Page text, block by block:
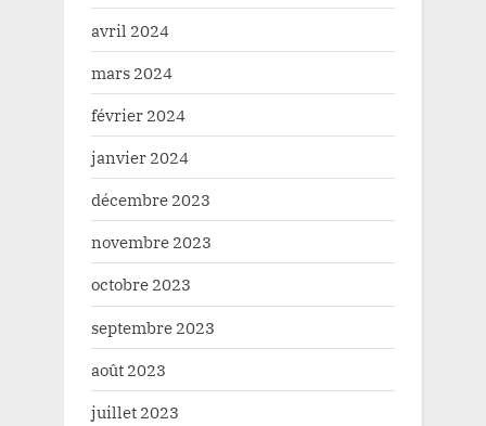
avril 2024
mars 2024
février 2024
janvier 2024
décembre 2023
novembre 2023
octobre 2023
septembre 2023
août 2023
juillet 2023